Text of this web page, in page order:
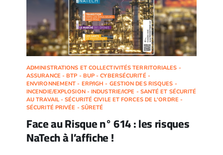
ADMINISTRATIONS ET COLLECTIVITÉS TERRITORIALES -
ASSURANCE - BTP - BUP - CYBERSÉCURITÉ -
ENVIRONNEMENT - ERP/IGH - GESTION DES RISQUES -
INCENDIE/EXPLOSION - INDUSTRIE/ICPE - SANTÉ ET SÉCURITÉ
AU TRAVAIL - SÉCURITÉ CIVILE ET FORCES DE L'ORDRE -
SÉCURITÉ PRIVÉE - SÛRETÉ
Face au Risque n° 614 : les risques
NaTech à l’affiche !